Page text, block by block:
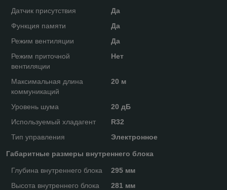
Датчик присутствия
Да
Функция памяти
Да
Режим вентиляции
Да
Режим приточной
вентиляции
Нет
Максимальная длина
коммуникаций
20 м
Уровень шума
20 дБ
Используемый хладагент
R32
Тип управления
Электронное
Габаритные размеры внутреннего блока
Глубина внутреннего блока
295 мм
Высота внутреннего блока
281 мм